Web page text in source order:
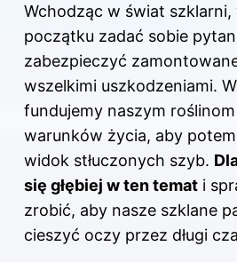
Wchodząc w świat
początku zadać sobie
zabezpieczyć
wszelkimi uszkodzeniami.
fundujemy naszym
warunków życia, aby
widok stłuczonych szyb.
się głębiej w ten temat i
zrobić, aby nasze szklane
cieszyć oczy przez długi